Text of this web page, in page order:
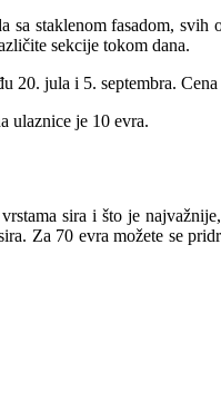
staklenom fasadom, svih
sekcije tokom dana.
20. jula i 5. septembra.
ulaznice je 10 evra.
sira i što je
Za 70 evra možete se